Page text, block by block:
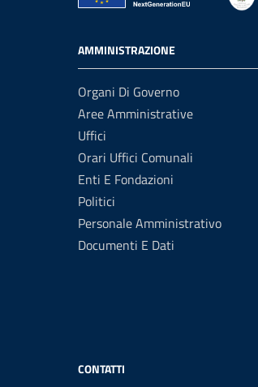
AMMINISTRAZIONE
Organi Di Governo
Aree Amministrative
Uffici
Orari Uffici Comunali
Enti E Fondazioni
Politici
Personale Amministrativo
Documenti E Dati
CONTATTI